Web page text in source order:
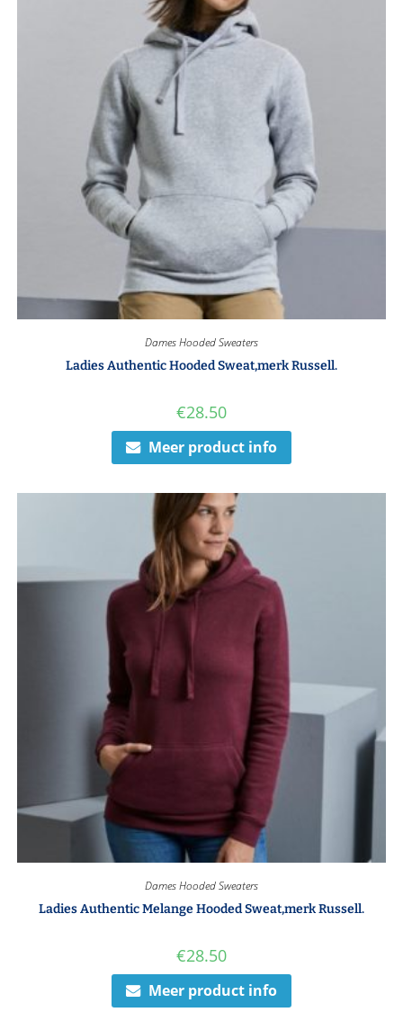
Dames Hooded Sweaters
Ladies Authentic Hooded Sweat,merk Russell.
€28.50
Meer product info
Dames Hooded Sweaters
Ladies Authentic Melange Hooded Sweat,merk Russell.
€28.50
Meer product info